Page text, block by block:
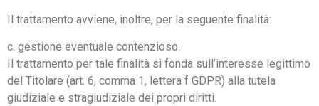
Il trattamento avviene, inoltre, per la seguente finalità:
c. gestione eventuale contenzioso.
Il trattamento per tale finalità si fonda sull’interesse legittimo
del Titolare (art. 6, comma 1, lettera f GDPR) alla tutela
giudiziale e stragiudiziale dei propri diritti.